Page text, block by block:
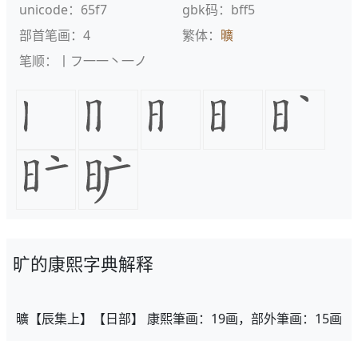
unicode：65f7
gbk码：bff5
部首笔画：4
繁体： 曠
笔顺：丨フ一一丶一ノ
旷的康熙字典解释
曠【辰集上】【日部】 康熙筆画：19画，部外筆画：15画